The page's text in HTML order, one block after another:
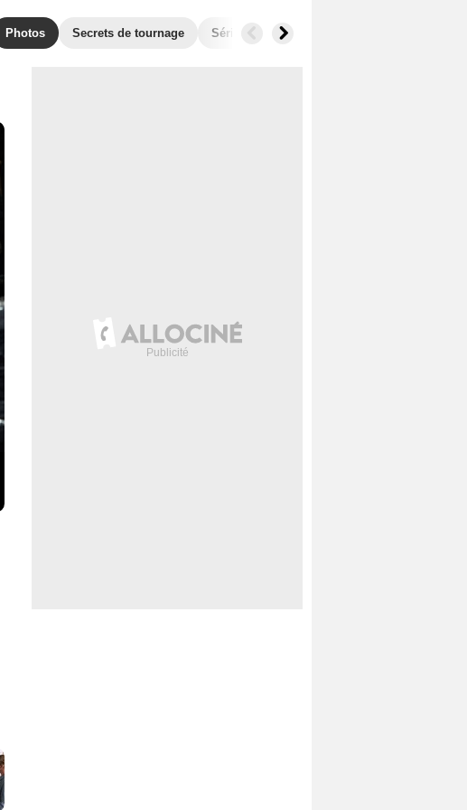
Photos Secrets de tournage Séries similaires